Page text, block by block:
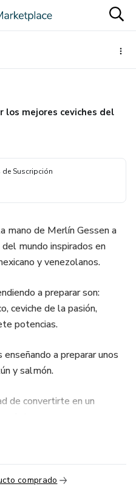
los mejores ceviches del
de Suscripción
mano de Merlín Gessen a
mundo inspirados en
y venezolanos.
a preparar son:
ceviche de la pasión,
potencias.
a preparar unos
y salmón.
de convertirte en un
comprado